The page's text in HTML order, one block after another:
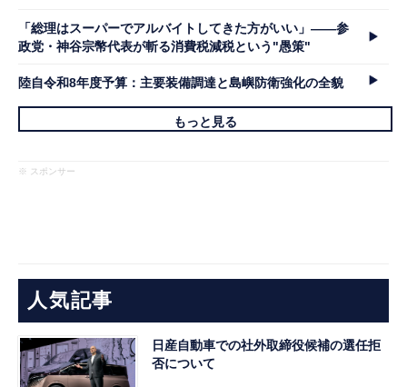
「総理はスーパーでアルバイトしてきた方がいい」――参
政党・神谷宗幣代表が斬る消費税減税という"愚策"
陸自令和8年度予算：主要装備調達と島嶼防衛強化の全貌
もっと見る
※ スポンサー
人気記事
日産自動車での社外取締役候補の選任拒
否について